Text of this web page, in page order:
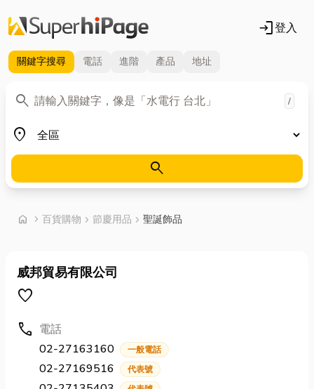
login登入
關鍵字搜尋 電話 進階 產品 地址
search
關鍵字 /
place
地區
search
home chevron_right 首頁
百貨購物 chevron_right 節慶用品 chevron_right 聖誕飾品
威邦貿易有限公司
favorite
call 電話
02-27163160
一般電話
02-27169516 代表號